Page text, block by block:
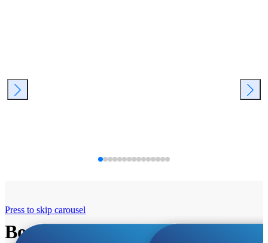
Bosch super cene
Press to skip carousel